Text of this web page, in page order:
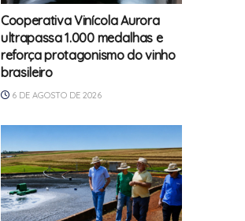
Cooperativa Vinícola Aurora
ultrapassa 1.000 medalhas e
reforça protagonismo do vinho
brasileiro
6 DE AGOSTO DE 2026